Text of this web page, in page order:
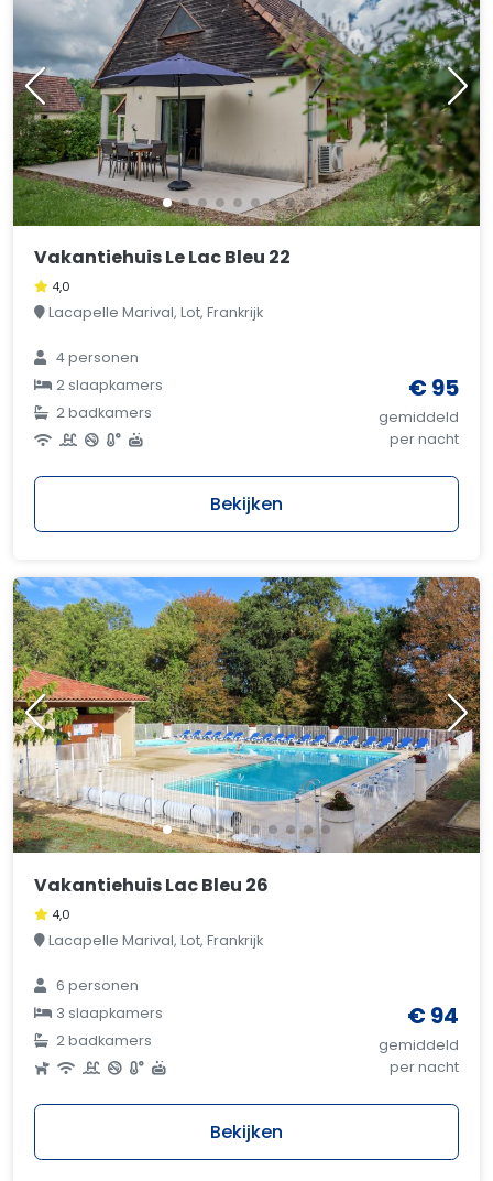
Vakantiehuis Le Lac Bleu 22
4,0
Lacapelle Marival, Lot, Frankrijk
4 personen
2 slaapkamers
2 badkamers
€ 95
gemiddeld
per nacht
Bekijken
Vakantiehuis Lac Bleu 26
4,0
Lacapelle Marival, Lot, Frankrijk
6 personen
3 slaapkamers
2 badkamers
€ 94
gemiddeld
per nacht
Bekijken